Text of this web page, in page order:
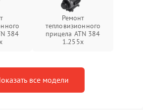
384
Ремонт
тепловизионного
прицела ATN 384
1.255х
все модели